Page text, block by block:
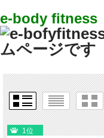
e-body fitness
1位